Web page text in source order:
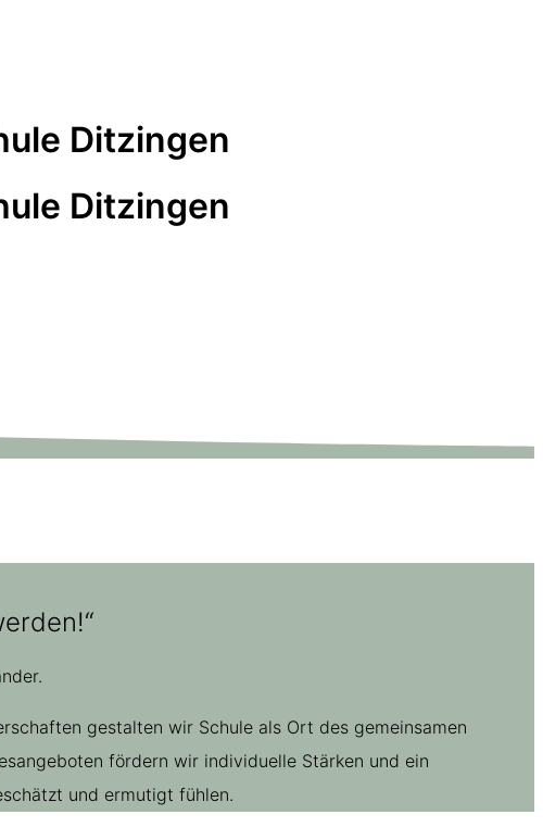
Ditzingen
Ditzingen
gestalten wir Schule als Ort des gemeinsamen
fördern wir individuelle Stärken und ein
und ermutigt fühlen.